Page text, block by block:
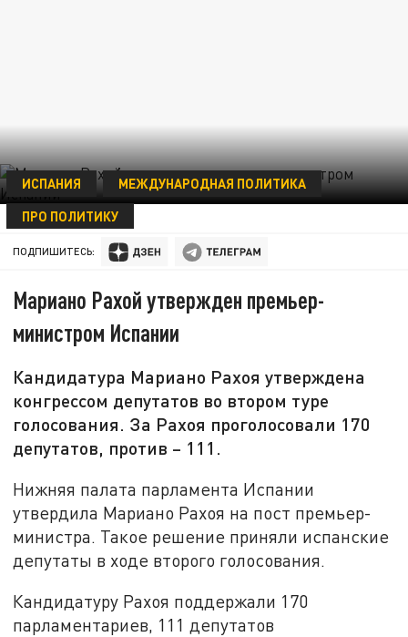
ИСПАНИЯ
МЕЖДУНАРОДНАЯ ПОЛИТИКА
ПРО ПОЛИТИКУ
30 ОКТЯБРЯ 02:02
ПОДПИШИТЕСЬ:
Мариано Рахой утвержден премьер-
министром Испании
Кандидатура Мариано Рахоя утверждена
конгрессом депутатов во втором туре
голосования. За Рахоя проголосовали 170
депутатов, против – 111.
Нижняя палата парламента Испании
утвердила Мариано Рахоя на пост премьер-
министра. Такое решение приняли испанские
депутаты в ходе второго голосования.
Кандидатуру Рахоя поддержали 170
парламентариев, 111 депутатов